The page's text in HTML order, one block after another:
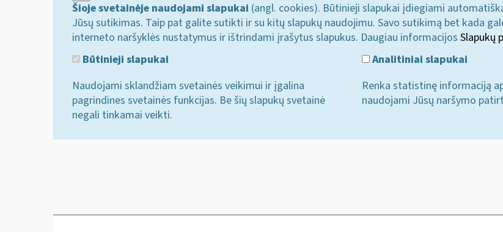
Šioje svetainėje naudojami slapukai (angl. cookies). Būtinieji slapukai įdiegiami
Jūsų sutikimas. Taip pat galite sutikti ir su kitų slapukų naudojimu. Savo sutikimą bet kada
interneto naršyklės nustatymus ir ištrindami įrašytus slapukus. Daugiau informacijos Slapukų
Būtinieji slapukai
Naudojami sklandžiam svetainės veikimui ir įgalina
pagrindines svetainės funkcijas. Be šių slapukų svetainė
negali tinkamai veikti.
Analitiniai slapukai
Renka statistinę informaciją
naudojami Jūsų naršymo